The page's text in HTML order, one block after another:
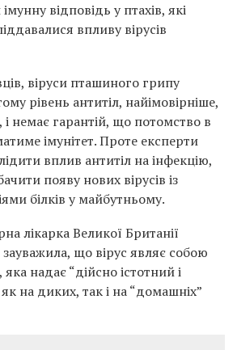
відповідь у птахів, які
впливу вірусів
віруси пташиного грипу
рівень антитіл, найімовірніше,
і немає гарантій, що потомство в
імунітет. Проте експерти
вплив антитіл на інфекцію,
появу нових вірусів із
білків у майбутньому.
лікарка Великої Британії
зауважила, що вірус являє собою
надає “дійсно істотний і
на диких, так і на “домашніх”